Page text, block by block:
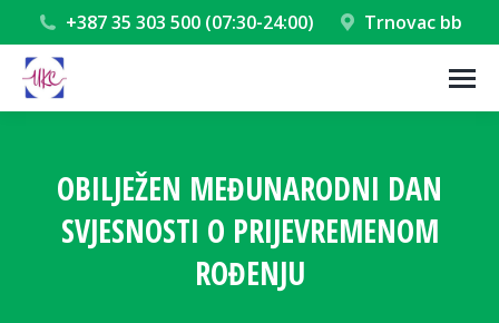
+387 35 303 500 (07:30-24:00) Trnovac bb
OBILJEŽEN MEĐUNARODNI DAN
SVJESNOSTI O PRIJEVREMENOM
ROĐENJU